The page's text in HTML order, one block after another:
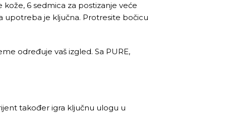
6 sedmica za postizanje veće
upotreba je ključna. Protresite bočicu
određuje vaš izgled. Sa PURE,
također igra ključnu ulogu u